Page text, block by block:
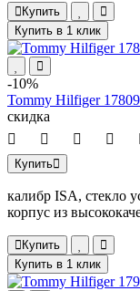
Купить
Купить в 1 клик
-10%
Tommy Hilfiger
скидка
Купить
калибр ISA, стекло
корпус из
Купить
Купить в 1 клик